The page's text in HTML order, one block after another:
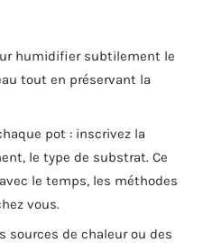
humidifier subtilement le
tout en préservant la
pot : inscrivez la
le type de substrat. Ce
le temps, les méthodes
vous.
sources de chaleur ou des